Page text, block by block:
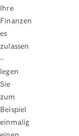
Ihre
Finanzen
es
zulassen
–
legen
Sie
zum
Beispiel
einmalig